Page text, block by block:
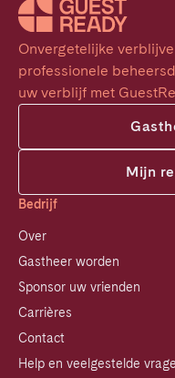
Onvergetelijke
professionele
uw verblijf met
Mijn
Bedrijf
Over
Gastheer worden
Sponsor uw vrienden
Carrières
Contact
Help en veelgestelde